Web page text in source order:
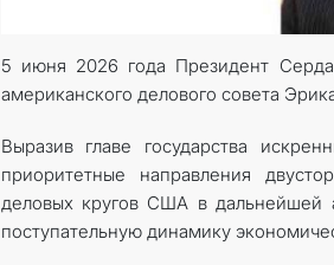
5 июня 2026 года Президент
американского делового совета
Выразив главе государства
приоритетные направления
деловых кругов США в дальнейшей
поступательную динамику